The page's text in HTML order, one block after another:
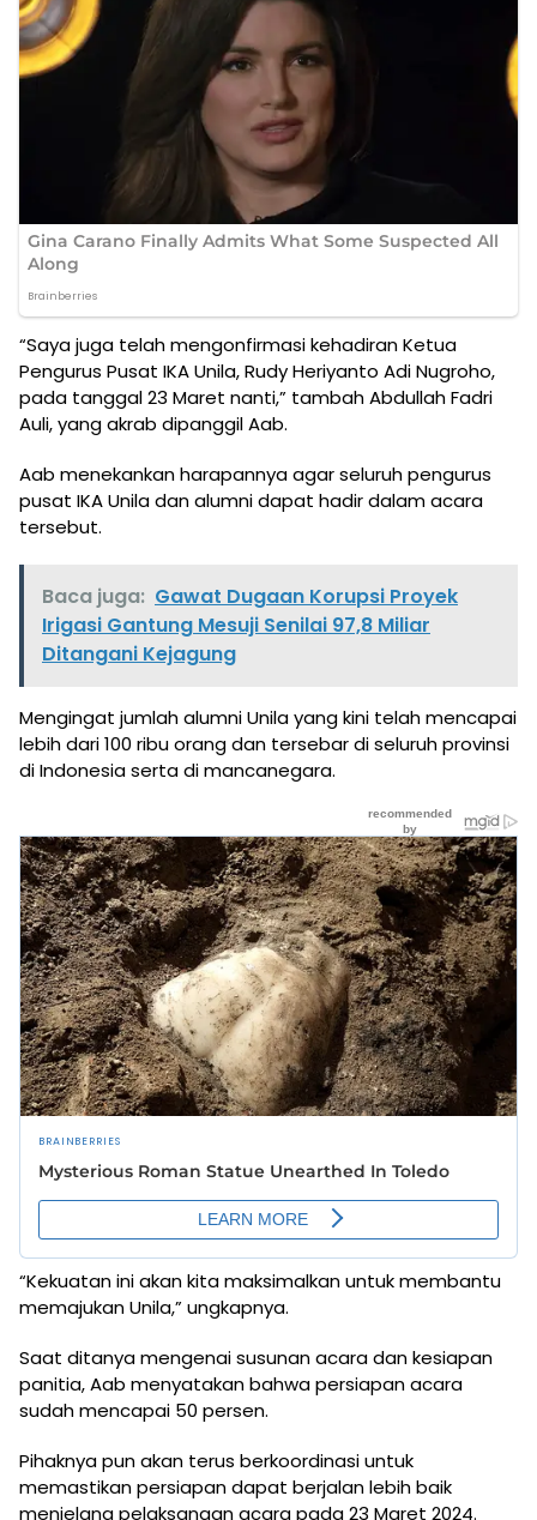
“Saya juga telah mengonfirmasi kehadiran Ketua
Pengurus Pusat IKA Unila, Rudy Heriyanto Adi Nugroho,
pada tanggal 23 Maret nanti,” tambah Abdullah Fadri
Auli, yang akrab dipanggil Aab.
Aab menekankan harapannya agar seluruh pengurus
pusat IKA Unila dan alumni dapat hadir dalam acara
tersebut.
Baca juga: Gawat Dugaan Korupsi Proyek
Irigasi Gantung Mesuji Senilai 97,8 Miliar
Ditangani Kejagung
Mengingat jumlah alumni Unila yang kini telah mencapai
lebih dari 100 ribu orang dan tersebar di seluruh provinsi
di Indonesia serta di mancanegara.
“Kekuatan ini akan kita maksimalkan untuk membantu
memajukan Unila,” ungkapnya.
Saat ditanya mengenai susunan acara dan kesiapan
panitia, Aab menyatakan bahwa persiapan acara
sudah mencapai 50 persen.
Pihaknya pun akan terus berkoordinasi untuk
memastikan persiapan dapat berjalan lebih baik
menjelang pelaksanaan acara pada 23 Maret 2024.